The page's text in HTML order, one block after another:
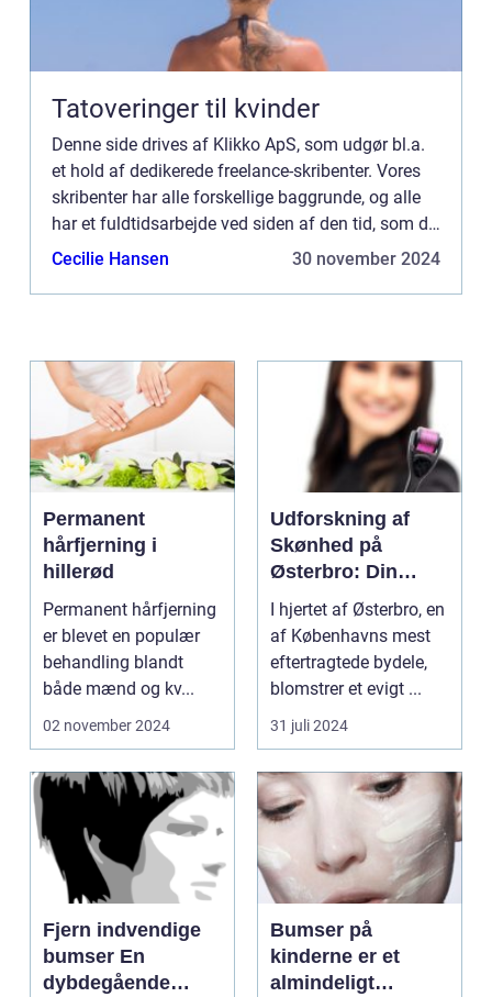
Tatoveringer til kvinder
Denne side drives af Klikko ApS, som udgør bl.a.
et hold af dedikerede freelance-skribenter. Vores
skribenter har alle forskellige baggrunde, og alle
har et fuldtidsarbejde ved siden af den tid, som de
bruger på at skrive aktuelle indlæg til denne bl...
Cecilie Hansen 30 november 2024
Permanent
hårfjerning i
hillerød
Permanent hårfjerning
er blevet en populær
behandling blandt
både mænd og kv...
02 november 2024
Udforskning af
Skønhed på
Østerbro: Din
Destination for
Æstetiske
Behandlinger
I hjertet af Østerbro, en
af Københavns mest
eftertragtede bydele,
blomstrer et evigt ...
31 juli 2024
Fjern indvendige
bumser En
dybdegående
Bumser på
kinderne er et
almindeligt